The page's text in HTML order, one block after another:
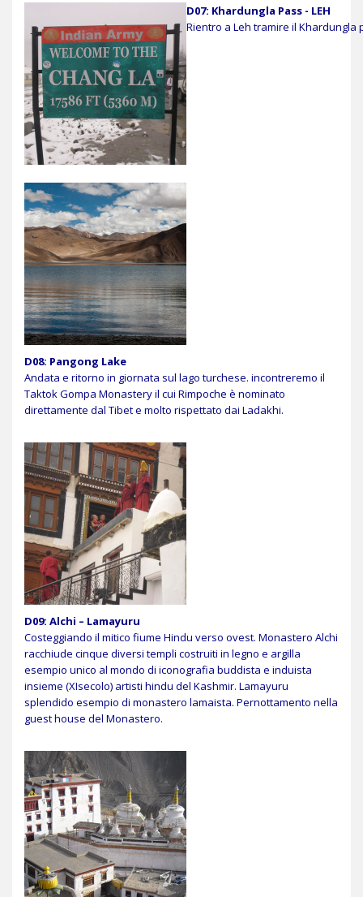
D07: Khardungla Pass - LEH
Rientro a Leh tramire il Khardungla
D08: Pangong Lake
Andata e ritorno in giornata sul lago turchese. incontreremo il
Taktok Gompa Monastery il cui Rimpoche è nominato
direttamente dal Tibet e molto rispettato dai Ladakhi.
D09: Alchi – Lamayuru
Costeggiando il mitico fiume Hindu verso ovest. Monastero Alchi
racchiude cinque diversi templi costruiti in legno e argilla
esempio unico al mondo di iconografia buddista e induista
insieme (XIsecolo) artisti hindu del Kashmir. Lamayuru
splendido esempio di monastero lamaista. Pernottamento nella
guest house del Monastero.